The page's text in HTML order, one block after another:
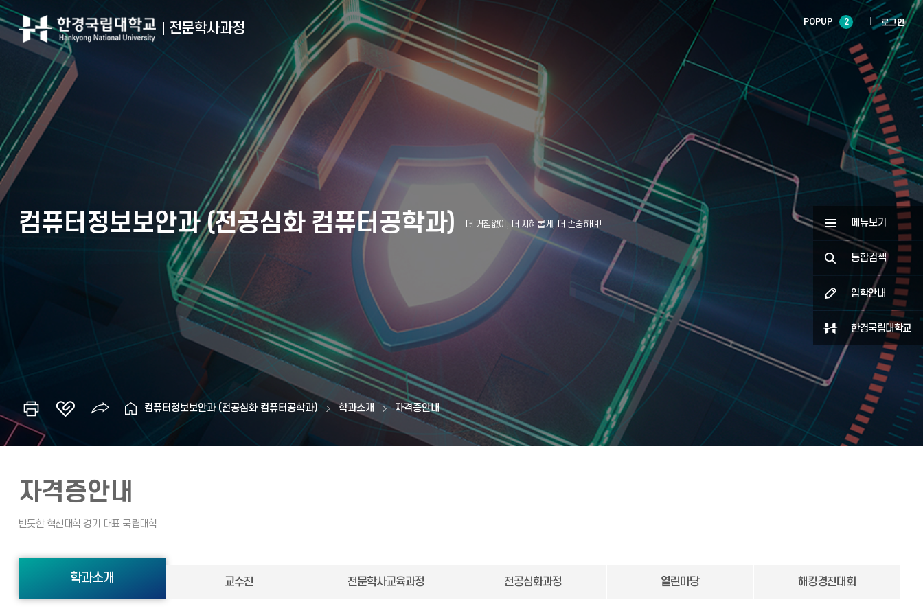
전문학사과정 POPUP 2 로그인
메뉴보기
통합검색
입학안내
한경국립대학교
컴퓨터정보보안과 (전공심화 컴퓨터공학과)
컴퓨터정보보안과 (전공심화 컴퓨터공학과) 학과소개 자격증안내
자격증안내
학과소개 교수진 전문학사교육과정 전공심화과정 열린마당 해킹경진대회